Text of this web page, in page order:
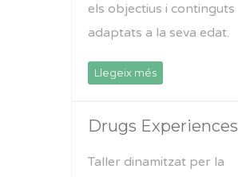
els objectius i continguts
adaptats a la seva edat.
Llegeix més
Drugs Experiences
Taller dinamitzat per la